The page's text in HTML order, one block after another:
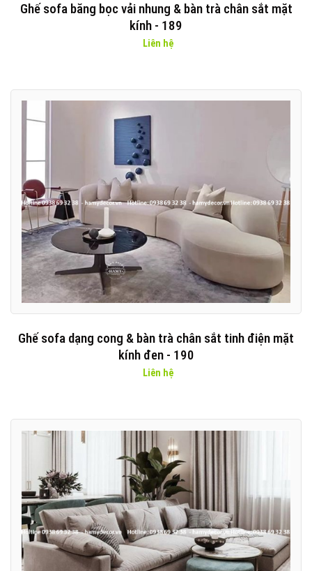
Ghế sofa băng bọc vải nhung & bàn trà chân sắt mặt
kính - 189
Liên hệ
Ghế sofa dạng cong & bàn trà chân sắt tinh điện mặt
kính đen - 190
Liên hệ